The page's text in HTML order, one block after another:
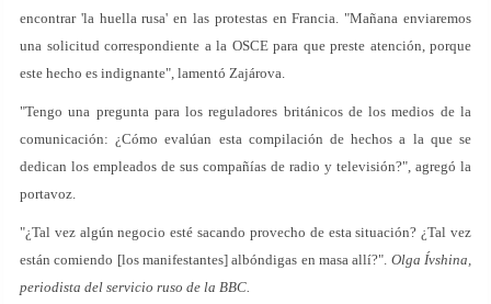
encontrar 'la huella rusa' en las protestas en Francia. "Mañana enviaremos
una solicitud correspondiente a la OSCE para que preste atención, porque
este hecho es indignante", lamentó Zajárova.
"Tengo una pregunta para los reguladores británicos de los medios de la
comunicación: ¿Cómo evalúan esta compilación de hechos a la que se
dedican los empleados de sus compañías de radio y televisión?", agregó la
portavoz.
"¿Tal vez algún negocio esté sacando provecho de esta situación? ¿Tal vez
están comiendo [los manifestantes] albóndigas en masa allí?". Olga Ívshina,
periodista del servicio ruso de la BBC.